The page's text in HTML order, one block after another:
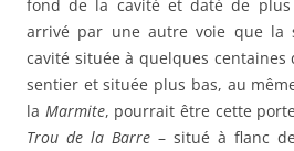
fond de la cavité et daté de
arrivé par une autre voie que la
cavité située à quelques
sentier et située plus bas, au
la Marmite, pourrait être cette
Trou de la Barre – situé à flanc